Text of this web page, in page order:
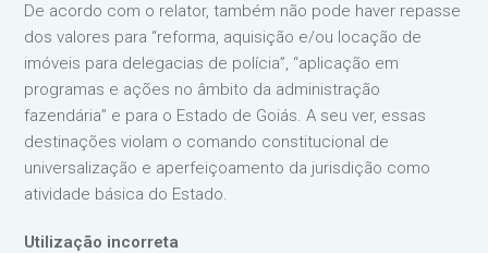
De acordo com o relator, também não pode haver repasse
dos valores para “reforma, aquisição e/ou locação de
imóveis para delegacias de polícia”, “aplicação em
programas e ações no âmbito da administração
fazendária” e para o Estado de Goiás. A seu ver, essas
destinações violam o comando constitucional de
universalização e aperfeiçoamento da jurisdição como
atividade básica do Estado.
Utilização incorreta